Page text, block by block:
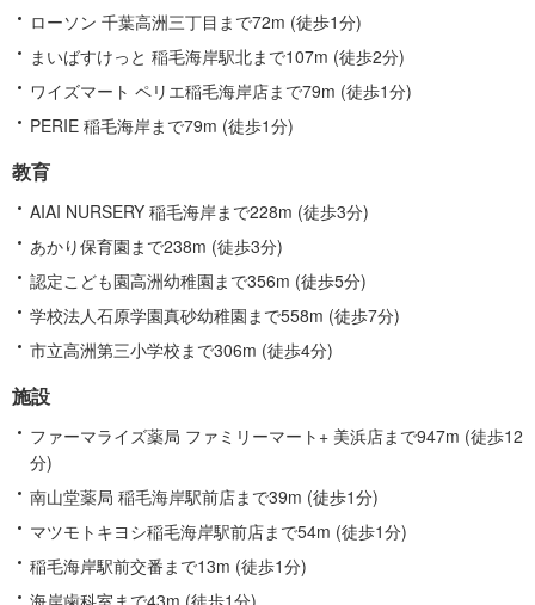
ローソン 千葉高洲三丁目まで72m (徒歩1分)
まいばすけっと 稲毛海岸駅北まで107m (徒歩2分)
ワイズマート ペリエ稲毛海岸店まで79m (徒歩1分)
PERIE 稲毛海岸まで79m (徒歩1分)
教育
AIAI NURSERY 稲毛海岸まで228m (徒歩3分)
あかり保育園まで238m (徒歩3分)
認定こども園高洲幼稚園まで356m (徒歩5分)
学校法人石原学園真砂幼稚園まで558m (徒歩7分)
市立高洲第三小学校まで306m (徒歩4分)
施設
ファーマライズ薬局 ファミリーマート+ 美浜店まで947m (徒歩12
分)
南山堂薬局 稲毛海岸駅前店まで39m (徒歩1分)
マツモトキヨシ稲毛海岸駅前店まで54m (徒歩1分)
稲毛海岸駅前交番まで13m (徒歩1分)
海岸歯科室まで43m (徒歩1分)